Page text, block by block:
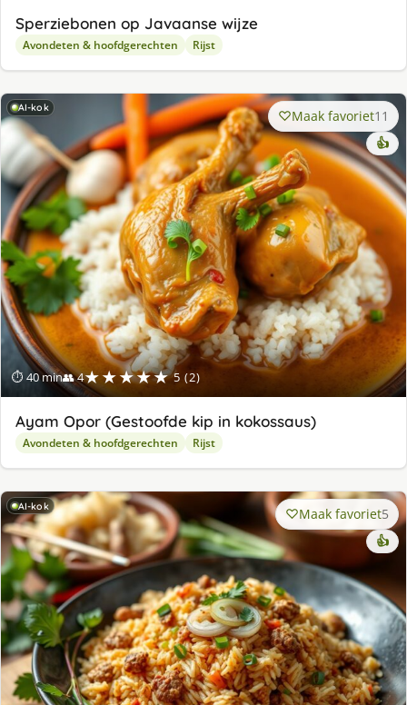
Sperziebonen op Javaanse wijze
Avondeten & hoofdgerechten Rijst
AI-kok
⏱ 40 min👥 4★★★★★ 5 (2)
Maak favoriet11
👍
Ayam Opor (Gestoofde kip in kokossaus)
Avondeten & hoofdgerechten Rijst
AI-kok Maak favoriet5
👍